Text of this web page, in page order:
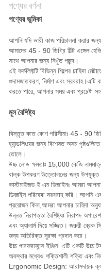
পণ্যের বর্ণনা
পণ্যের ভূমিকা
আপনি যদি ভারী কাজ পরিচালনা করার
আমাদের 45 - 90 ডিগ্রি টিল্ট এঙ্গেল
সাথে আপনার জন্য নিখুঁত পছন্দ।
এই ফর্কলিফ্টটি বিভিন্ন শিল্পের চাহিদা
গুদামজাতকরণ, নির্মাণ এবং
করতে পারে, আপনার সময় এবং প্রচেষ্টা
মূল বৈশিষ্ট্য
বিস্তৃত কাত কোণ পরিসীমাঃ 45 - 90
হ্যান্ডলিংয়ের জন্য বিশেষত অসম
তোলে।
উচ্চ লোড ক্ষমতাঃ 15,000 কেজি
বাল্ক উপকরণ উত্তোলনের জন্য উপযুক্ত
কাস্টমাইজড ই এম ডিজাইনঃ আমরা আপনার
ডিজাইন পরিষেবা সরবরাহ করি। আপনি
প্রয়োজন কিনা,আমরা আপনার চাহিদা
উন্নত নিরাপত্তা বৈশিষ্ট্যঃ নিরাপদ
এবং অ্যালার্ম দিয়ে সজ্জিত। জরুরী ব্রেক
জন্য অতিরিক্ত সুরক্ষা প্রদান করে।
উচ্চ পারফরম্যান্স ইঞ্জিন: এটি একটি উচ্চ
অবস্থার মধ্যেও শক্তিশালী শক্তি এবং
Ergonomic Design: আরামদায়ক